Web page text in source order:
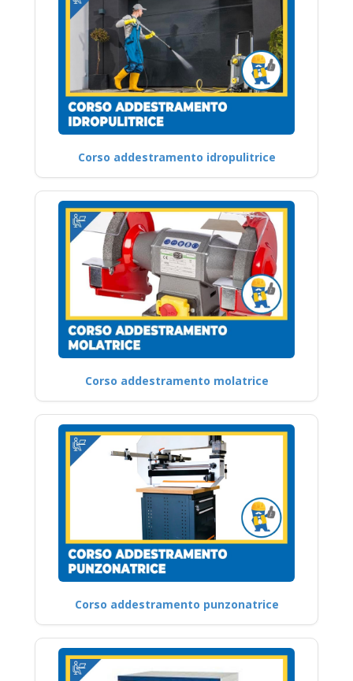
Corso addestramento idropulitrice
Corso addestramento molatrice
Corso addestramento punzonatrice